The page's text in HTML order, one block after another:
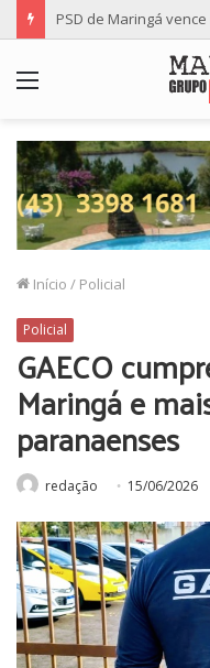
Início / Policial
Policial
GAECO
Maringá e
paranaenses
redação 15/06/2026